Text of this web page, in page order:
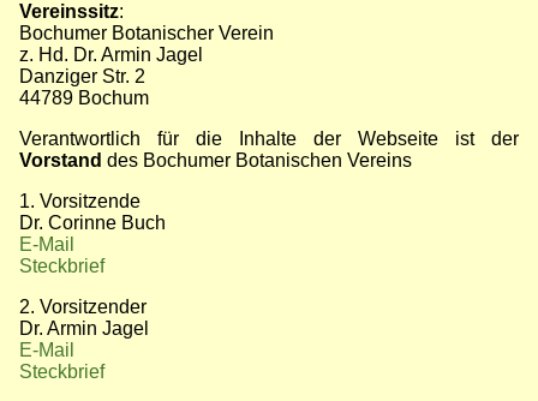
Vereinssitz:
Bochumer Botanischer Verein
z. Hd. Dr. Armin Jagel
Danziger Str. 2
44789 Bochum
Verantwortlich für die Inhalte der Webseite ist der
Vorstand des Bochumer Botanischen Vereins
1. Vorsitzende
Dr. Corinne Buch
E-Mail
Steckbrief
2. Vorsitzender
Dr. Armin Jagel
E-Mail
Steckbrief